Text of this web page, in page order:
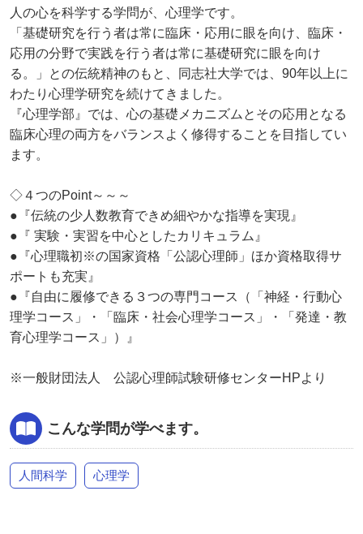
人の心を科学する学問が、心理学です。
「基礎研究を行う者は常に臨床・応用に眼を向け、臨床・
応用の分野で実践を行う者は常に基礎研究に眼を向け
る。」との伝統精神のもと、同志社大学では、90年以上に
わたり心理学研究を続けてきました。
『心理学部』では、心の基礎メカニズムとその応用となる
臨床心理の両方をバランスよく修得することを目指してい
ます。
◇４つのPoint～～～
●『伝統の少人数教育できめ細やかな指導を実現』
●『 実験・実習を中心としたカリキュラム』
●『心理職初※の国家資格「公認心理師」ほか資格取得サ
ポートも充実』
●『自由に履修できる３つの専門コース（「神経・行動心
理学コース」・「臨床・社会心理学コース」・「発達・教
育心理学コース」）』
※一般財団法人 公認心理師試験研修センターHPより
こんな学問が学べます。
人間科学 心理学